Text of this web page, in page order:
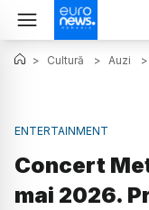
> Cultură > Auzi >
ENTERTAINMENT
Concert
mai 2026.